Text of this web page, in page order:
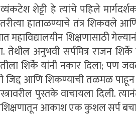
व्यंकटेश शेट्टी हे त्यांचे पहिले
हाताळण्याचे तंत्र शिकवले
महाविद्यालयीन शिक्षणासाठी
अनुभवी सर्पमित्र राजन शिर्के
शिर्के यांनी नकार दिला; पण
आणि शिकण्याची तळमळ पाहून
पुस्तके वाचायला दिली.
प्रशिक्षणातून आकाश एक कुशल सर्प